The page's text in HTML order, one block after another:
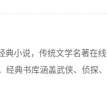
典小说，传统文学名著在
经典书库涵盖武侠、侦探